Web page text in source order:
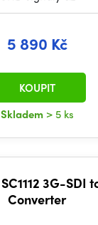
5 890 Kč
Skladem > 5 ks
KOUPIT
3G-SDI
Converter